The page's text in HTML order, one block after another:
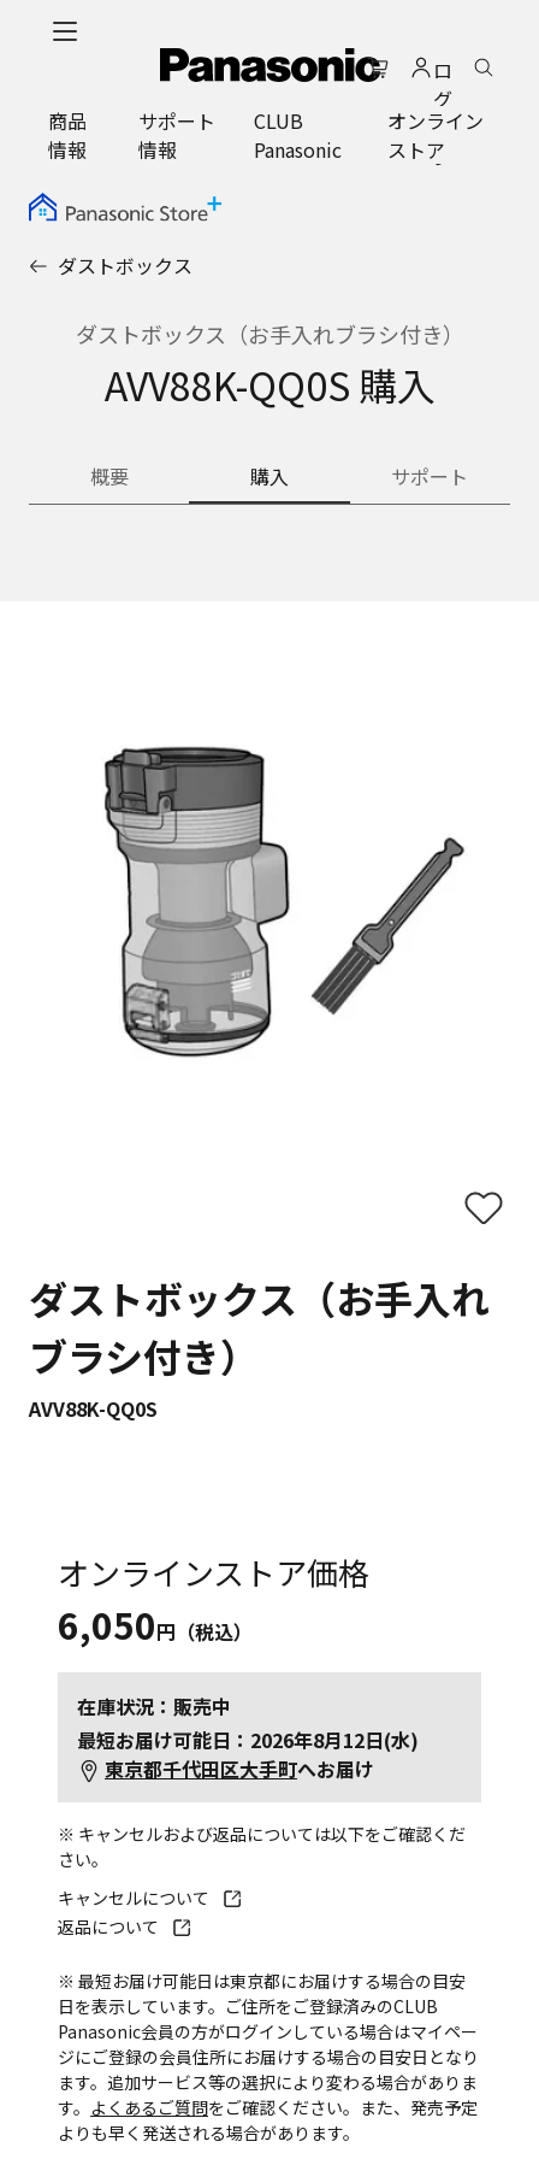
ロ
グ
イ
ン
商品
情報
サポート
情報
CLUB
Panasonic
オンライン
ストア
ダストボックス
ダストボックス（お手入れブラシ付き）
AVV88K-QQ0S 購入
概要 購入 サポート
ダストボックス（お手入れ
ブラシ付き）
AVV88K-QQ0S
オンラインストア価格
6,050円（税込）
在庫状況：販売中
最短お届け可能日：2026年8月12日(水)
東京都千代田区大手町へお届け
※ キャンセルおよび返品については以下をご確認くだ
さい。
キャンセルについて
返品について
※ 最短お届け可能日は東京都にお届けする場合の目安
日を表示しています。ご住所をご登録済みのCLUB
Panasonic会員の方がログインしている場合はマイペー
ジにご登録の会員住所にお届けする場合の目安日となり
ます。追加サービス等の選択により変わる場合がありま
す。 よくあるご質問をご確認ください。また、発売予定
よりも早く発送される場合があります。